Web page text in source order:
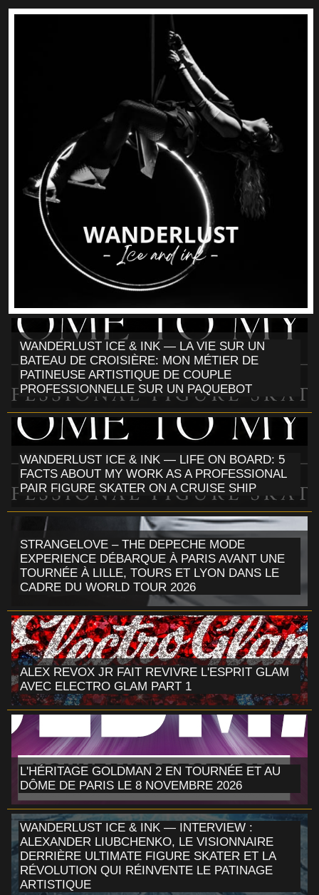
WANDERLUST ICE & INK — LA VIE SUR UN
BATEAU DE CROISIÈRE: MON MÉTIER DE
PATINEUSE ARTISTIQUE DE COUPLE
PROFESSIONNELLE SUR UN PAQUEBOT
WANDERLUST ICE & INK — LIFE ON BOARD: 5
FACTS ABOUT MY WORK AS A PROFESSIONAL
PAIR FIGURE SKATER ON A CRUISE SHIP
STRANGELOVE – THE DEPECHE MODE
EXPERIENCE DÉBARQUE À PARIS AVANT UNE
TOURNÉE À LILLE, TOURS ET LYON DANS LE
CADRE DU WORLD TOUR 2026
ALEX REVOX JR FAIT REVIVRE L'ESPRIT GLAM
AVEC ELECTRO GLAM PART 1
L'HÉRITAGE GOLDMAN 2 EN TOURNÉE ET AU
DÔME DE PARIS LE 8 NOVEMBRE 2026
WANDERLUST ICE & INK — INTERVIEW :
ALEXANDER LIUBCHENKO, LE VISIONNAIRE
DERRIÈRE ULTIMATE FIGURE SKATER ET LA
RÉVOLUTION QUI RÉINVENTE LE PATINAGE
ARTISTIQUE